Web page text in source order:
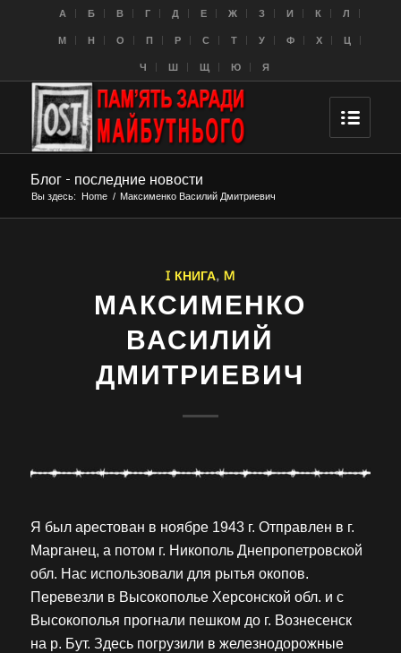
A Б В Г Д Е Ж З И К Л
M Н О П Р С Т У Ф Х Ц
Ч Ш Щ Ю Я
Блог - последние новости
Вы здесь: Home / Максименко Василий Дмитриевич
I КНИГА, M
МАКСИМЕНКО
ВАСИЛИЙ
ДМИТРИЕВИЧ
Я был арестован в ноябре 1943 г. Отправлен в г.
Марганец, а потом г. Никополь Днепропетровской
обл. Нас использовали для рытья окопов.
Перевезли в Высокополье Херсонской обл. и с
Высокополья прогнали пешком до г. Вознесенск
на р. Бут. Здесь погрузили в железнодорожные